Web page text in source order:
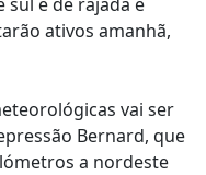
ativos amanhã,
vai ser
Bernard, que
a nordeste